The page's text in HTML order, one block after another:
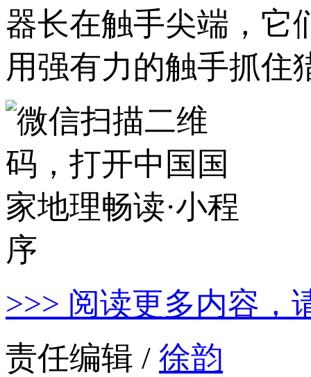
器长在触手尖端，它
用强有力的触手抓住
>>> 阅读更多内容，
责任编辑 / 徐韵